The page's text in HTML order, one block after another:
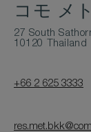
コモ メ
27 South
10120 Thailand
+66 2 625 3333